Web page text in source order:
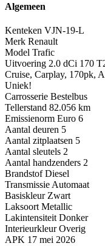
Algemeen
Kenteken VJN-19-L
Merk Renault
Model Trafic
Uitvoering 2.0 dCi 170
Cruise, Carplay, 170pk,
Uniek!
Carrosserie Bestelbus
Tellerstand 82.056 km
Emissienorm Euro 6
Aantal deuren 5
Aantal zitplaatsen 5
Aantal sleutels 2
Aantal handzenders 2
Brandstof Diesel
Transmissie Automaat
Basiskleur Zwart
Laksoort Metallic
Lakintensiteit Donker
Interieurkleur Overig
APK 17 mei 2026